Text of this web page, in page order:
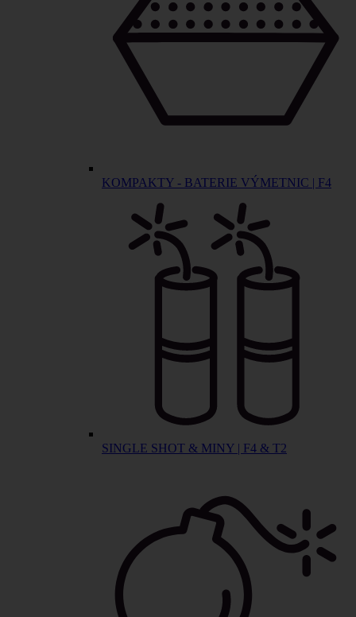
KOMPAKTY - BATERIE VÝMETNIC | F4
SINGLE SHOT & MINY | F4 & T2